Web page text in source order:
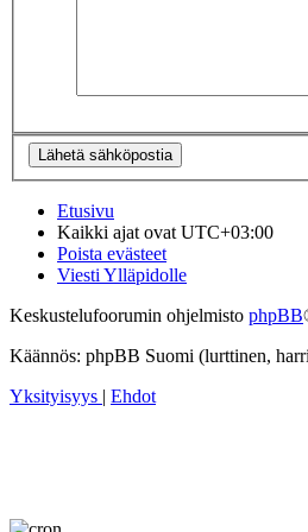
Etusivu
Kaikki ajat ovatUTC+03:00
Poista evästeet
Viesti Ylläpidolle
Keskustelufoorumin ohjelmisto phpBB
Käännös: phpBB Suomi (lurttinen,
Yksityisyys
Ehdot